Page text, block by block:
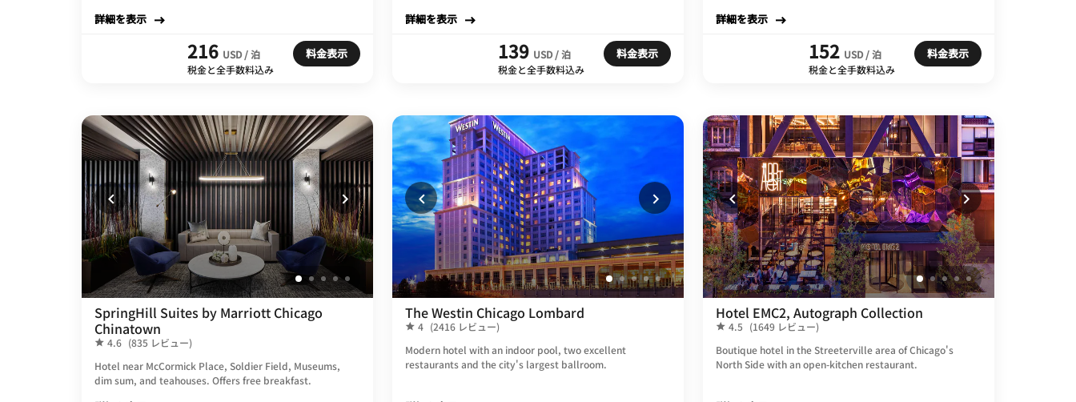
詳細を表示
216 USD / 泊
税金と全手数料込み
料金表示
詳細を表示
139 USD / 泊
税金と全手数料込み
料金表示
詳細を表示
152 USD / 泊
税金と全手数料込み
料金表示
SpringHill Suites by Marriott Chicago
Chinatown
4.6 (835 レビュー)
Hotel near McCormick Place, Soldier Field, Museums,
dim sum, and teahouses. Offers free breakfast.
The Westin Chicago Lombard
4 (2416 レビュー)
Modern hotel with an indoor pool, two excellent
restaurants and the city's largest ballroom.
Hotel EMC2, Autograph Collection
4.5 (1649 レビュー)
Boutique hotel in the Streeterville area of Chicago's
North Side with an open-kitchen restaurant.